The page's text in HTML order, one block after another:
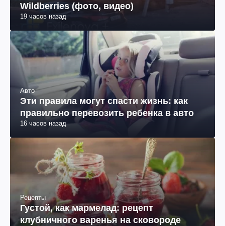
Wildberries (фото, видео)
19 часов назад
Авто
Эти правила могут спасти жизнь: как
правильно перевозить ребенка в авто
16 часов назад
Рецепты
Густой, как мармелад: рецепт
клубничного варенья на сковороде